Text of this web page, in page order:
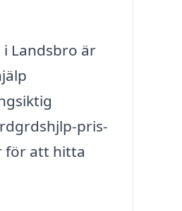
Landsbro är
pris-
för att hitta